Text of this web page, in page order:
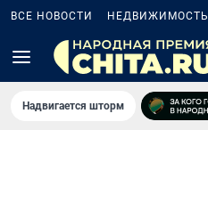
ВСЕ НОВОСТИ НЕДВИЖИМОСТЬ
Надвигается шторм